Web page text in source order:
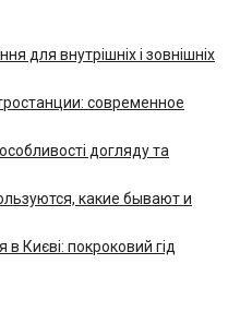
для внутрішніх і зовнішніх
современное
догляду та
какие бывают и
Києві: покроковий гід